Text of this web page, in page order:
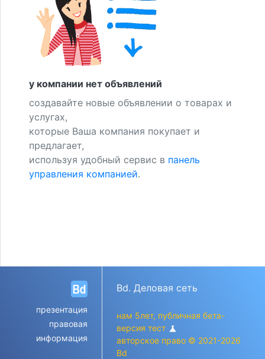
у компании нет объявлений
создавайте новые объявлении о товарах и
услугах,
которые Ваша компания покупает и
предлагает,
используя удобный сервис в панель
управления компанией.
презентация
правовая
информация
Bd. Деловая сеть
нам 5лет, публичная бета-
версия тест science
авторское право © 2021-2026
Bd